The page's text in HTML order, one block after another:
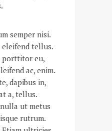
semper nisi.
tellus.
porttitor eu,
ac, enim.
dapibus in,
a, tellus.
ut metus
rutrum.